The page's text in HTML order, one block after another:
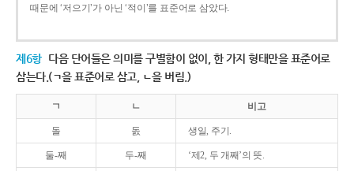
때문에 ‘저으기’가 아닌 ‘적이’를 표준어로 삼았다.
제6항 다음 단어들은 의미를 구별함이 없이, 한 가지 형태만을 표준어로
삼는다.(ㄱ을 표준어로 삼고, ㄴ을 버림.)
ㄱ ㄴ 비고
돌 돐 생일, 주기.
둘-째 두-째 ‘제2, 두 개째’의 뜻.